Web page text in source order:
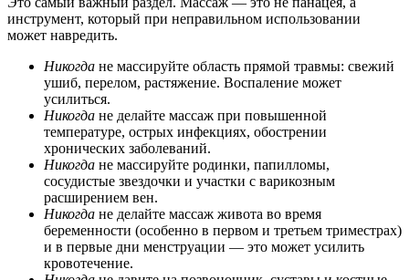
инструмент, который при неправильном использовании
может навредить.
Никогда не массируйте область прямой травмы: свежий
ушиб, перелом, растяжение. Воспаление может
усилиться.
Никогда не делайте массаж при повышенной
температуре, острых инфекциях, обострении
хронических заболеваний.
Никогда не массируйте родинки, папилломы,
сосудистые звездочки и участки с варикозным
расширением вен.
Никогда не делайте массаж живота во время
беременности (особенно в первом и третьем триместрах)
и в первые дни менструации — это может усилить
кровотечение.